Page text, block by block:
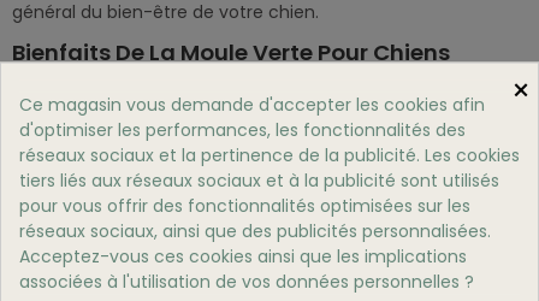
général du bien-être de votre chien.
Bienfaits De La Moule Verte Pour Chiens
La moule verte pour chiens est particulièrement connue
pour ses propriétés bénéfiques pour lesarticulations
chiens. Les glycosaminoglycanes qu'elle contient, comme le
chondroïtine sulfate, jouent un rôle crucial dans la santé du
cartilage. Ils aident à maintenir la flexibilité et la mobilité des
articulations, réduisant ainsi la douleur et les raideurs
articulaires, particulièrement avantageux pour les chiens
vieillissants ou souffrant d'arthrite.
×
Ce magasin vous demande d'accepter les cookies afin
d'optimiser les performances, les fonctionnalités des
réseaux sociaux et la pertinence de la publicité. Les cookies
tiers liés aux réseaux sociaux et à la publicité sont utilisés
pour vous offrir des fonctionnalités optimisées sur les
réseaux sociaux, ainsi que des publicités personnalisées.
Acceptez-vous ces cookies ainsi que les implications
associées à l'utilisation de vos données personnelles ?